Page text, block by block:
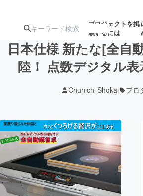
プロジェクトを掲
載するには
ジェクト
募集
ロジェ
アート・写真
テクノロジー・ガジェット
映像・映画
日本仕様 新たな[全自
陸！ 点数デジタル表
Chunichi Shokai プロ